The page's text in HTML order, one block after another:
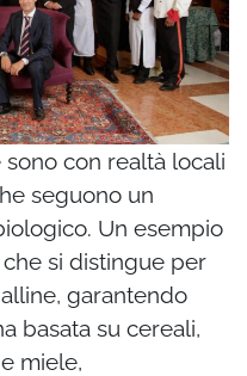
con realtà locali
seguono un
Un esempio
che si distingue per
garantendo
basata su cereali,
miele,